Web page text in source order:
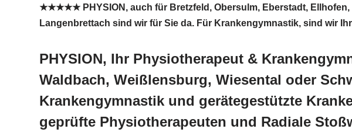
★★★★★ PHYSION, auch für Bretzfeld, Obersulm, Eberstadt,
Langenbrettach sind wir für Sie da. Für Krankengymnastik, sind wir
PHYSION, Ihr Physiotherapeut &
Waldbach, Weißlensburg, Wiesental oder
Krankengymnastik und gerätegestützte
geprüfte Physiotherapeuten und Radiale